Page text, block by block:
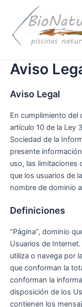
contenido
Aviso
Aviso Legal
En cumplimiento del
artículo 10 de la Ley
Sociedad de la
presente
uso, las limitaciones
que los usuarios de
nombre de dominio
Definiciones
“Página”, dominio
Usuarios de
utiliza o navega por
que conforman la
conforman la
disposición de los
contienen los